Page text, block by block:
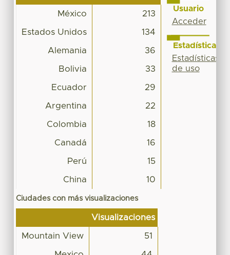
México 213
Estados Unidos 134
Alemania 36
Bolivia 33
Ecuador 29
Argentina 22
Colombia 18
Canadá 16
Perú 15
China 10
Ciudades con más visualizaciones
Visualizaciones
Mountain View 51
Usuario
Acceder
Estadísticas
Estadísticas
de uso